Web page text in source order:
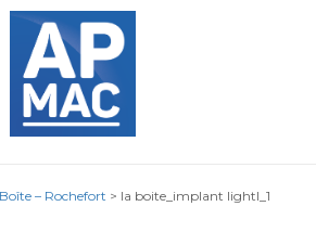
– Rochefort > la boite_implant lightl_1